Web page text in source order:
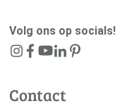
Volg ons op socials!
Contact